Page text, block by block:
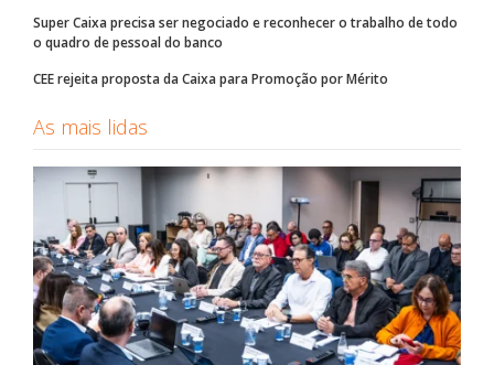
Super Caixa precisa ser negociado e reconhecer o trabalho de todo
o quadro de pessoal do banco
CEE rejeita proposta da Caixa para Promoção por Mérito
As mais lidas